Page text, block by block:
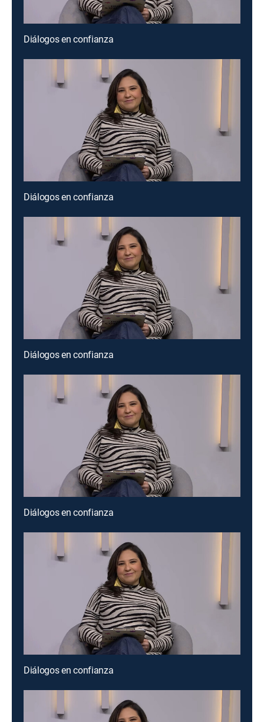
Diálogos en confianza
Diálogos en confianza
Diálogos en confianza
Diálogos en confianza
Diálogos en confianza